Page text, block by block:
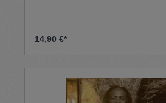
14,90 €*